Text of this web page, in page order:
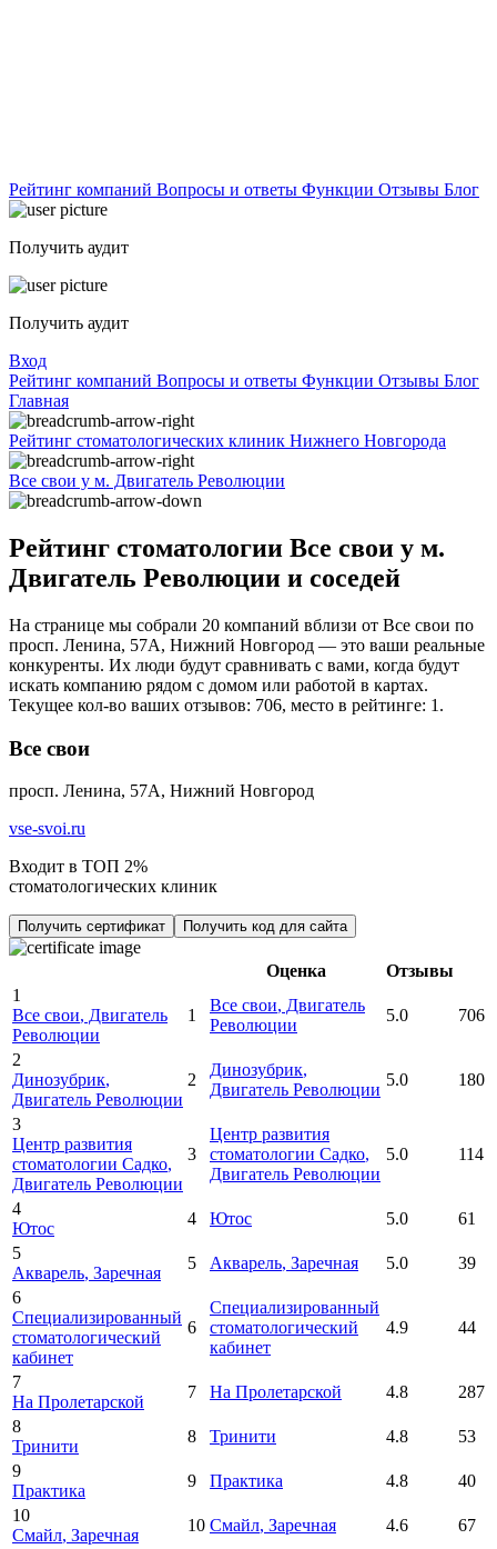
Рейтинг компаний Вопросы и ответы Функции Отзывы Блог
Получить аудит
Получить аудит
Вход
Рейтинг компаний Вопросы и ответы Функции Отзывы Блог
Главная
Рейтинг стоматологических клиник Нижнего Новгорода
Все свои у м. Двигатель Революции
Рейтинг стоматологии Все свои у м.
Двигатель Революции и соседей
На странице мы собрали 20 компаний вблизи от Все свои по
просп. Ленина, 57А, Нижний Новгород — это ваши реальные
конкуренты. Их люди будут сравнивать с вами, когда будут
искать компанию рядом с домом или работой в картах.
Текущее кол-во ваших отзывов: 706, место в рейтинге: 1.
Все свои
просп. Ленина, 57А, Нижний Новгород
vse-svoi.ru
Входит в ТОП 2%
стоматологических клиник
Получить сертификат Получить код для сайта
Оценка
Отзывы
1
Все свои, Двигатель
Революции
1
Все свои, Двигатель
Революции
5.0 706
2
Динозубрик,
Двигатель Революции
2
Динозубрик,
Двигатель Революции
5.0 180
3
Центр развития
стоматологии Садко,
Двигатель Революции
3
Центр развития
стоматологии Садко,
Двигатель Революции
5.0 114
4
Ютос
4 Ютос 5.0
61
5
Акварель, Заречная
5 Акварель, Заречная 5.0
39
6
Специализированный
стоматологический
кабинет
6
Специализированный
стоматологический
кабинет
4.9 44
7
На Пролетарской
7 На Пролетарской 4.8
287
8
Тринити
8 Тринити 4.8
53
9
Практика
9 Практика 4.8
40
10
Смайл, Заречная
10 Смайл, Заречная 4.6
67